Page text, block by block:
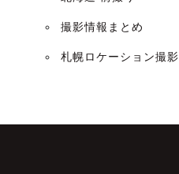
撮影情報まとめ
札幌ロケーション撮影